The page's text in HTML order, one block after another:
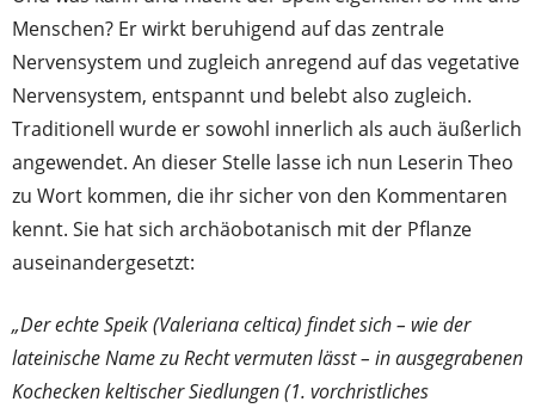
Menschen? Er wirkt beruhigend auf das zentrale
Nervensystem und zugleich anregend auf das vegetative
Nervensystem, entspannt und belebt also zugleich.
Traditionell wurde er sowohl innerlich als auch äußerlich
angewendet. An dieser Stelle lasse ich nun Leserin Theo
zu Wort kommen, die ihr sicher von den Kommentaren
kennt. Sie hat sich archäobotanisch mit der Pflanze
auseinandergesetzt:
„Der echte Speik (Valeriana celtica) findet sich – wie der
lateinische Name zu Recht vermuten lässt – in ausgegrabenen
Kochecken keltischer Siedlungen (1. vorchristliches